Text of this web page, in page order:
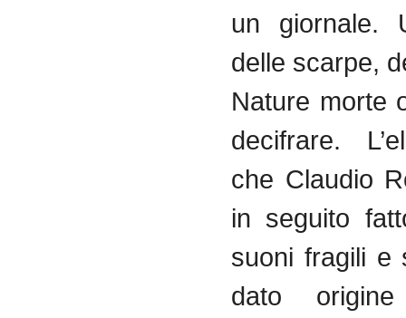
un giornale.
delle scarpe,
Nature morte
decifrare.
che Claudio
in seguito
suoni fragili e
dato